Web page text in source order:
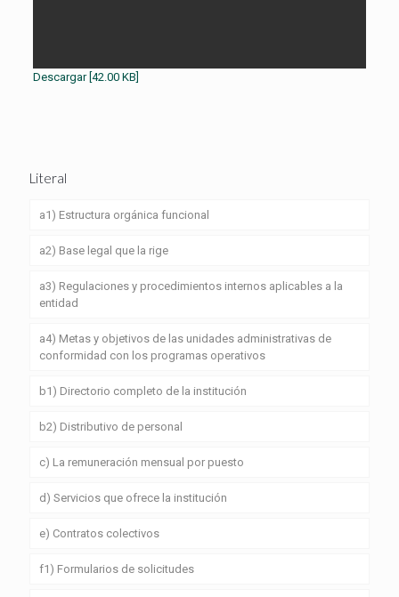
Descargar [42.00 KB]
Literal
a1) Estructura orgánica funcional
a2) Base legal que la rige
a3) Regulaciones y procedimientos internos aplicables a la
entidad
a4) Metas y objetivos de las unidades administrativas de
conformidad con los programas operativos
b1) Directorio completo de la institución
b2) Distributivo de personal
c) La remuneración mensual por puesto
d) Servicios que ofrece la institución
e) Contratos colectivos
f1) Formularios de solicitudes